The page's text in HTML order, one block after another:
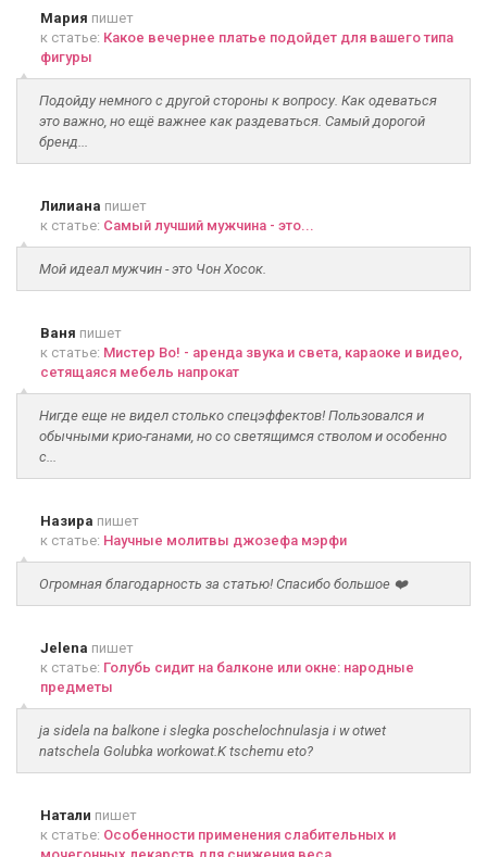
Мария пишет
к статье: Какое вечернее платье подойдет для вашего типа
фигуры
Подойду немного с другой стороны к вопросу. Как одеваться
это важно, но ещё важнее как раздеваться. Самый дорогой
бренд...
Лилиана пишет
к статье: Самый лучший мужчина - это...
Мой идеал мужчин - это Чон Хосок.
Ваня пишет
к статье: Мистер Во! - аренда звука и света, караоке и видео,
сетящаяся мебель напрокат
Нигде еще не видел столько спецэффектов! Пользовался и
обычными крио-ганами, но со светящимся стволом и особенно
с...
Назира пишет
к статье: Научные молитвы джозефа мэрфи
Огромная благодарность за статью! Спасибо большое ❤️
Jelena пишет
к статье: Голубь сидит на балконе или окне: народные
предметы
ja sidela na balkone i slegka poschelochnulasja i w otwet
natschela Golubka workowat.K tschemu eto?
Натали пишет
к статье: Особенности применения слабительных и